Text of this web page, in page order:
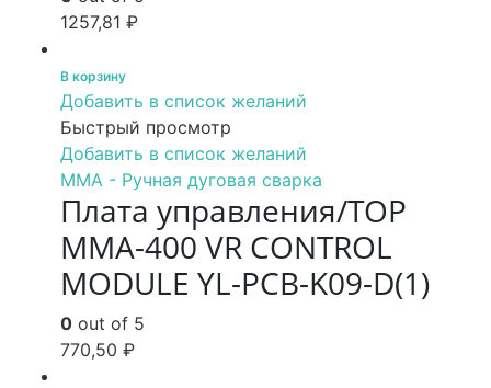
1257,81 ₽
В корзину
Добавить в список желаний
Быстрый просмотр
Добавить в список желаний
MMA - Ручная дуговая сварка
Плата управления/TOP
MMA-400 VR CONTROL
MODULE YL-PCB-K09-D(1)
0 out of 5
770,50 ₽